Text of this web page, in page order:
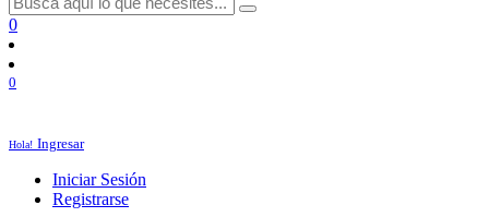
0
0
Hola! Ingresar
Iniciar Sesión
Registrarse